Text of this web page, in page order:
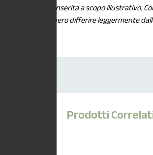
*L’immagine è inserita a scopo illustrativo.
piante potrebbero differire leggermente
Prodotti